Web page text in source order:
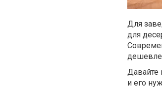
Для
для
Давайте
и его